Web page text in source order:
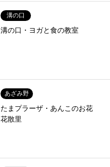
溝の口
溝の口・ヨガと食の教室
あざみ野
たまプラーザ・あんこのお花
花散里